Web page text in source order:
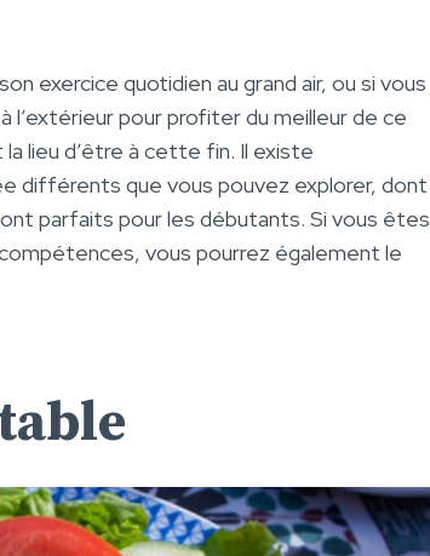
exercice quotidien au grand air, ou si vous
l’extérieur pour profiter du meilleur de ce
lieu d’être à cette fin. Il existe
différents que vous pouvez explorer, dont
parfaits pour les débutants. Si vous êtes
vous pourrez également le